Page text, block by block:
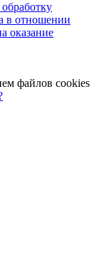
в отношении
оказание
файлов cookies